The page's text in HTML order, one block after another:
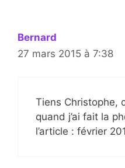
Bernard
27 mars 2015 à 7:38
Tiens Christophe,
quand j’ai fait la
l’article : février